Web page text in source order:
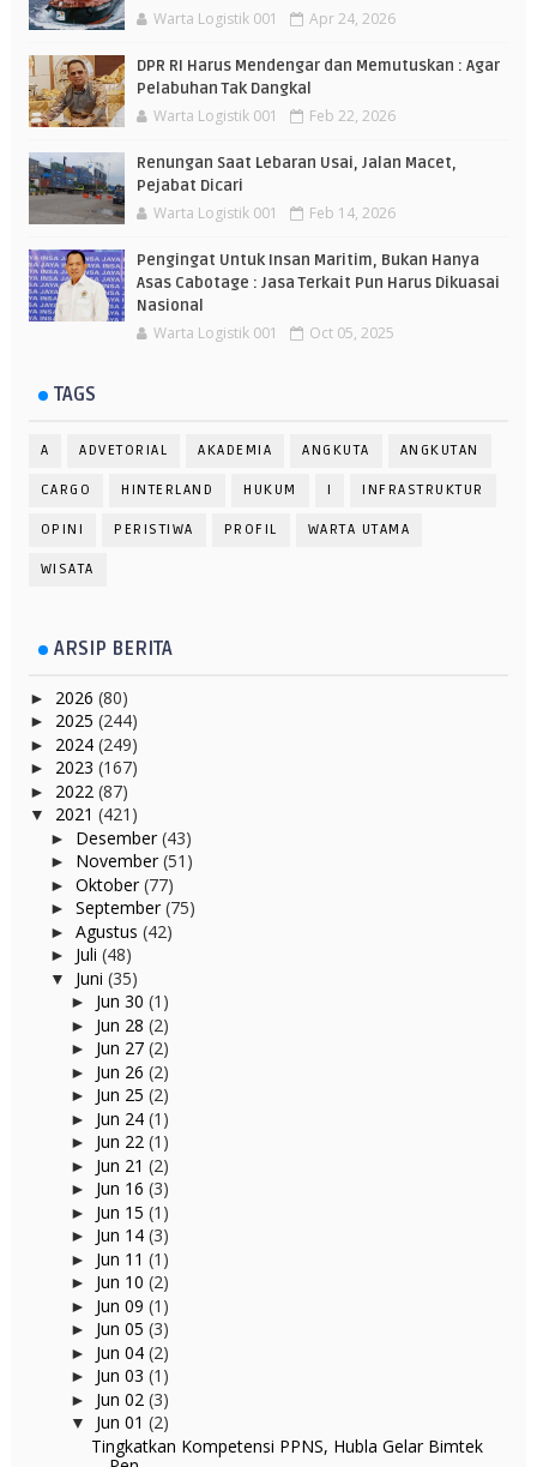
Warta Logistik 001 Apr 24, 2026
DPR RI Harus Mendengar dan Memutuskan : Agar
Pelabuhan Tak Dangkal
Warta Logistik 001 Feb 22, 2026
Renungan Saat Lebaran Usai, Jalan Macet,
Pejabat Dicari
Warta Logistik 001 Feb 14, 2026
Pengingat Untuk Insan Maritim, Bukan Hanya
Asas Cabotage : Jasa Terkait Pun Harus Dikuasai
Nasional
Warta Logistik 001 Oct 05, 2025
TAGS
A ADVETORIAL AKADEMIA ANGKUTA ANGKUTAN
CARGO HINTERLAND HUKUM I INFRASTRUKTUR
OPINI PERISTIWA PROFIL WARTA UTAMA
WISATA
ARSIP BERITA
► 2026 (80)
► 2025 (244)
► 2024 (249)
► 2023 (167)
► 2022 (87)
▼ 2021 (421)
► Desember(43)
► November(51)
► Oktober(77)
► September(75)
► Agustus (42)
► Juli (48)
▼ Juni (35)
► Jun 30 (1)
► Jun 28 (2)
► Jun 27 (2)
► Jun 26 (2)
► Jun 25 (2)
► Jun 24 (1)
► Jun 22 (1)
► Jun 21 (2)
► Jun 16 (3)
► Jun 15 (1)
► Jun 14 (3)
► Jun 11 (1)
► Jun 10 (2)
► Jun 09 (1)
► Jun 05 (3)
► Jun 04 (2)
► Jun 03 (1)
► Jun 02 (3)
▼ Jun 01 (2)
Tingkatkan Kompetensi PPNS, Hubla Gelar Bimtek